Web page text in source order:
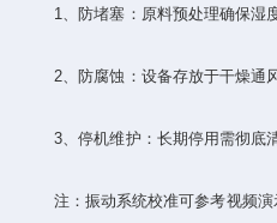
‌1、防堵塞‌：原料预处理确保湿度
‌2、防腐蚀‌：设备存放于干燥通风
‌3、停机维护‌：长期停用需彻底清
注：振动系统校准可参考视频演